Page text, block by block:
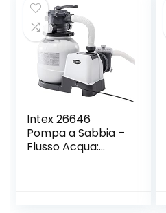
Modalità per
Lavello Cucina
Bagno con M22
M24 Adattatori
per Ugelli, Argento
Intex 26646
Pompa a Sabbia –
Flusso Acqua: